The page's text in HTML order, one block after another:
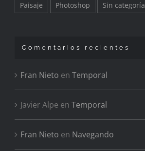
Paisaje Photoshop Sin categoría
Comentarios recientes
Fran Nieto en Temporal
Javier Alpe en Temporal
Fran Nieto en Navegando